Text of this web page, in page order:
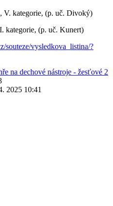
V. kategorie, (p. uč. Divoký)
kategorie, (p. uč. Kunert)
souteze/vysledkova_listina/?
2025 10:41